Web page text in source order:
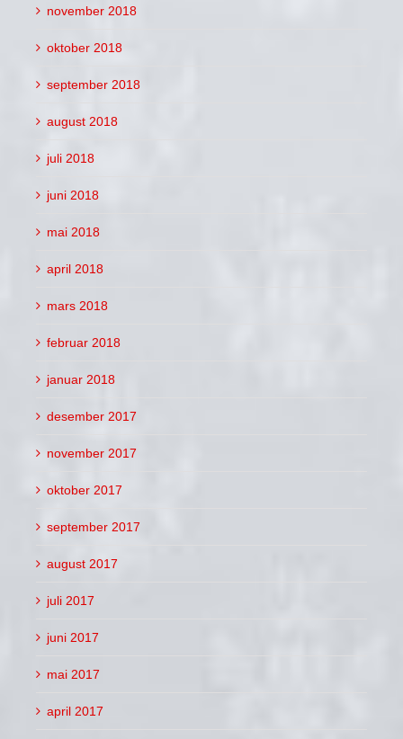
november 2018
oktober 2018
september 2018
august 2018
juli 2018
juni 2018
mai 2018
april 2018
mars 2018
februar 2018
januar 2018
desember 2017
november 2017
oktober 2017
september 2017
august 2017
juli 2017
juni 2017
mai 2017
april 2017